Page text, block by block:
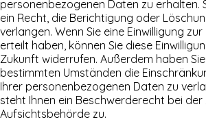
personenbezogenen Daten zu erhalten.
ein Recht, die Berichtigung oder
verlangen. Wenn Sie eine Einwilligung
erteilt haben, können Sie diese
Zukunft widerrufen. Außerdem haben
bestimmten Umständen die
Ihrer personenbezogenen Daten zu
steht Ihnen ein Beschwerderecht bei
Aufsichtsbehörde zu.